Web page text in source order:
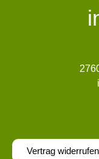
Vertrag widerrufen